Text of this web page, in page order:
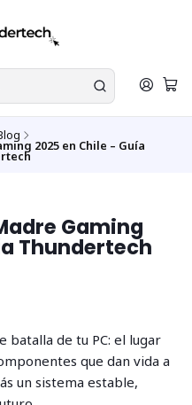
2025 en Chile – Guía
Gaming
Thundertech
batalla de tu PC: el lugar
que dan vida a
un sistema estable,